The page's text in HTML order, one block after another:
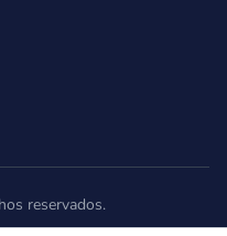
reservados.